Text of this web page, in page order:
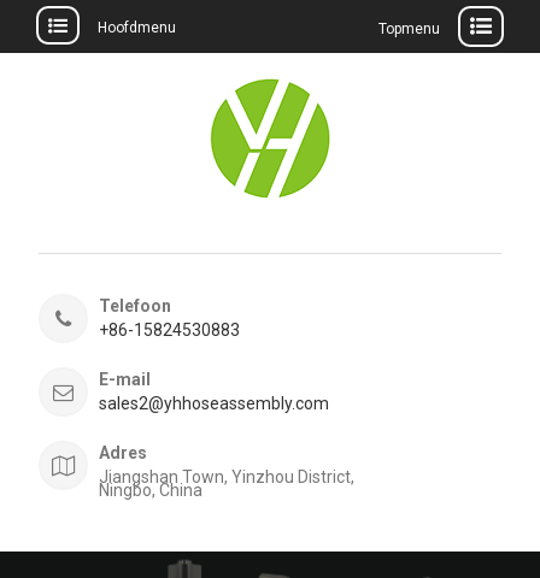
Hoofdmenu Topmenu
Telefoon
+86-15824530883
E-mail
sales2@yhhoseassembly.com
Adres
Jiangshan Town, Yinzhou District,
Ningbo, China